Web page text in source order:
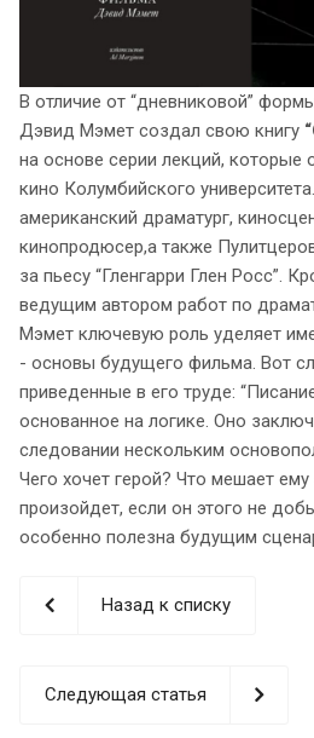
В отличие от “дневниковой”
Дэвид Мэмет создал свою книгу
на основе серии лекций, которые
кино Колумбийского
американский драматург,
кинопродюсер,а также
за пьесу “Гленгарри Глен Росс”.
ведущим автором работ по
Мэмет ключевую роль уделяет
- основы будущего фильма. Вот
приведенные в его труде:
основанное на логике. Оно
следовании нескольким
Чего хочет герой? Что мешает
произойдет, если он этого не
особенно полезна будущим
Назад к списку
Следующая статья